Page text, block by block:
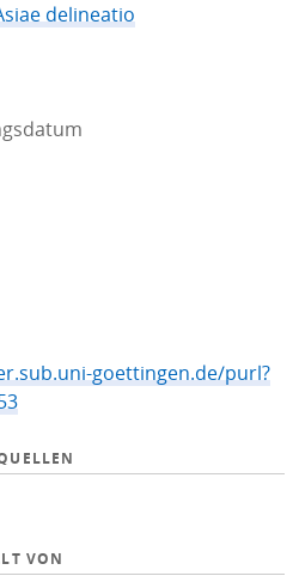
delineatio
goettingen.de/purl?
VON